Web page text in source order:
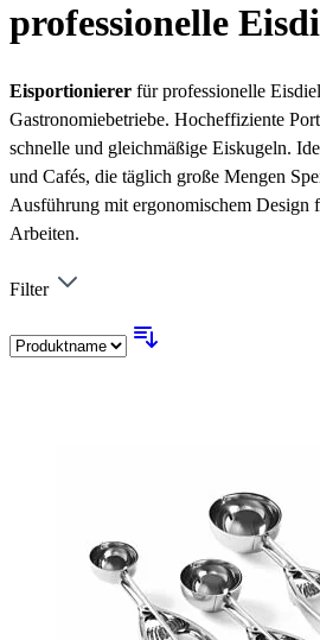
professionelle
Eisportionierer für professionelle
Gastronomiebetriebe. Hocheffiziente
schnelle und gleichmäßige Eiskugeln.
und Cafés, die täglich große Mengen
Ausführung mit ergonomischem Design
Arbeiten.
Filter